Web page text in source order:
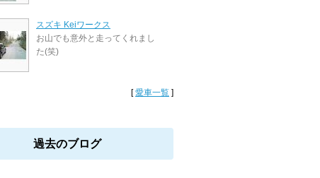
スズキ Keiワークス
お山でも意外と走ってくれまし
た(笑)
[愛車一覧 ]
過去のブログ